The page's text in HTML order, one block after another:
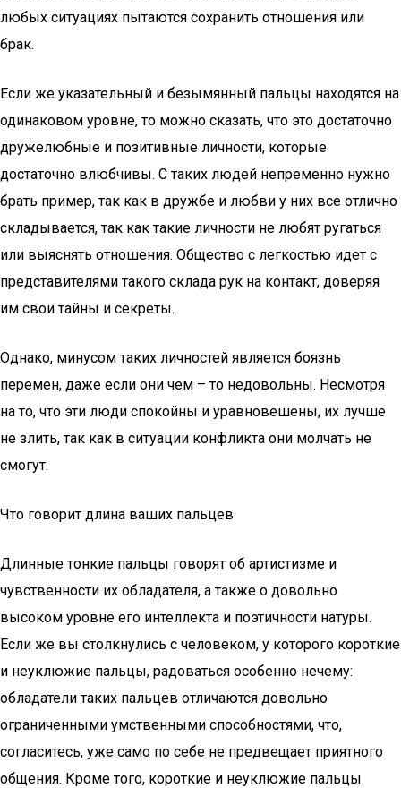
любых ситуациях пытаются сохранить отношения или
брак.
Если же указательный и безымянный пальцы находятся на
одинаковом уровне, то можно сказать, что это достаточно
дружелюбные и позитивные личности, которые
достаточно влюбчивы. С таких людей непременно нужно
брать пример, так как в дружбе и любви у них все отлично
складывается, так как такие личности не любят ругаться
или выяснять отношения. Общество с легкостью идет с
представителями такого склада рук на контакт, доверяя
им свои тайны и секреты.
Однако, минусом таких личностей является боязнь
перемен, даже если они чем – то недовольны. Несмотря
на то, что эти люди спокойны и уравновешены, их лучше
не злить, так как в ситуации конфликта они молчать не
смогут.
Что говорит длина ваших пальцев
Длинные тонкие пальцы говорят об артистизме и
чувственности их обладателя, а также о довольно
высоком уровне его интеллекта и поэтичности натуры.
Если же вы столкнулись с человеком, у которого короткие
и неуклюжие пальцы, радоваться особенно нечему:
обладатели таких пальцев отличаются довольно
ограниченными умственными способностями, что,
согласитесь, уже само по себе не предвещает приятного
общения. Кроме того, короткие и неуклюжие пальцы